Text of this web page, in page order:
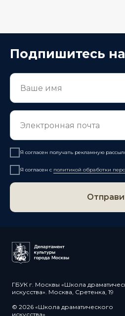
Подпишитесь
Я согласен получать рекламную
Я согласен с политикой обработки
ГБУК г. Москвы «Школа
искусства». Москва, Сретенка, 19
© 2026 «Школа драматического
искусства»